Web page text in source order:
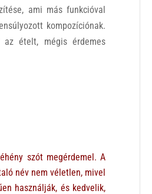
ami más funkcióval
kompozíciónak.
az ételt, mégis érdemes
szót megérdemel. A
név nem véletlen, mivel
használják, és kedvelik,